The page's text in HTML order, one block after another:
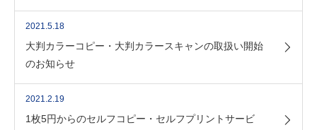
2021.5.18
大判カラーコピー・大判カラースキャンの取扱い開始
のお知らせ
2021.2.19
1枚5円からのセルフコピー・セルフプリントサービ